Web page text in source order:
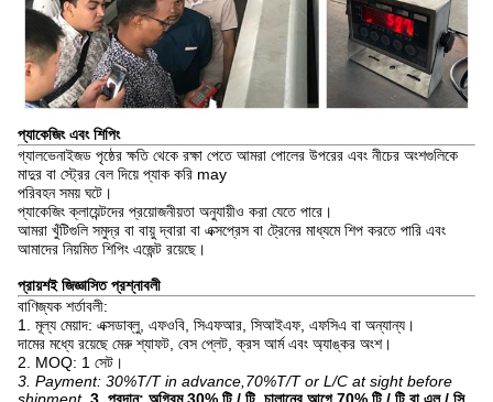
প্যাকেজিং এবং শিপিং
গ্যালভেনাইজড পৃষ্ঠের ক্ষতি থেকে রক্ষা পেতে আমরা পোলের উপরের এবং নীচের অংশগুলিকে
মাদুর বা স্ট্রের বেল দিয়ে প্যাক করি may
পরিবহন সময় ঘটে।
প্যাকেজিং ক্লায়েন্টদের প্রয়োজনীয়তা অনুযায়ীও করা যেতে পারে।
আমরা খুঁটিগুলি সমুদ্র বা বায়ু দ্বারা বা এক্সপ্রেস বা ট্রেনের মাধ্যমে শিপ করতে পারি এবং
আমাদের নিয়মিত শিপিং এজেন্ট রয়েছে।
প্রায়শই জিজ্ঞাসিত প্রশ্নাবলী
বাণিজ্যক শর্তাবলী:
1. মূল্য মেয়াদ: এক্সডাব্লু, এফওবি, সিএফআর, সিআইএফ, এফসিএ বা অন্যান্য।
দামের মধ্যে রয়েছে মেরু শ্যাফট, বেস প্লেট, ক্রস আর্ম এবং অ্যাঙ্কর অংশ।
2. MOQ: 1 সেট।
3. Payment: 30%T/T in advance,70%T/T or L/C at sight before